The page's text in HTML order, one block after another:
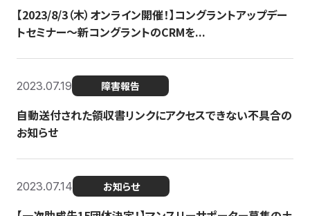
【2023/8/3（木）オンライン開催！】コングラントアップデー
トセミナー〜新コングラントのCRMを...
2023.07.19 障害報告
自動送付された領収書リンクにアクセスできない不具合の
お知らせ
2023.07.14 お知らせ